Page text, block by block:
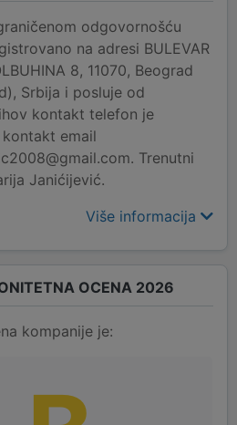
odgovornošću
na adresi BULEVAR
8, 11070, Beograd
Srbija i posluje od
kontakt telefon je
kontakt email
Trenutni
Janićijević.
Više informacija
OCENA 2026
kompanije je: